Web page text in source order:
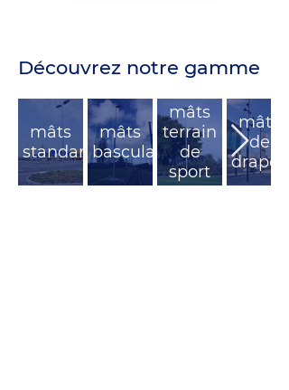
Découvrez notre gamme
mâts
standards
mâts
basculants
mâts
terrain
de
sport
mâts
de
drapeau